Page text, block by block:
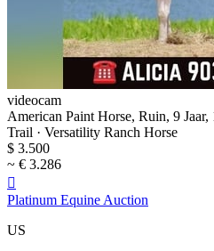
videocam
American Paint Horse, Ruin, 9
Trail · Versatility Ranch Horse
$ 3.500
~ € 3.286

Platinum Equine Auction
US